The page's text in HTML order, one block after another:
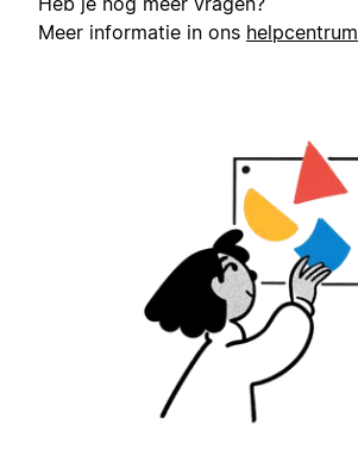
Meer informatie in ons helpcentrum